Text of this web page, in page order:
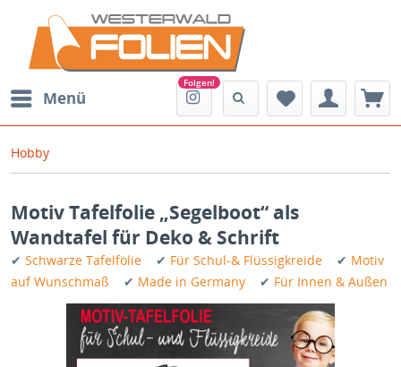
Menü
Hobby
Motiv Tafelfolie „Segelboot“ als
Wandtafel für Deko & Schrift
✔ Schwarze Tafelfolie ✔ Für Schul-& Flüssigkreide ✔ Motiv
auf Wunschmaß ✔ Made in Germany ✔ Für Innen & Außen